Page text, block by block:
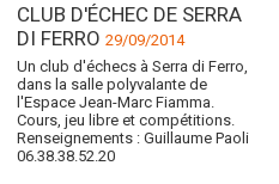
CLUB D'ÉCHEC DE SERRA
DI FERRO 29/09/2014
Un club d'échecs à Serra di Ferro,
dans la salle polyvalante de
l'Espace Jean-Marc Fiamma.
Cours, jeu libre et compétitions.
Renseignements : Guillaume Paoli
06.38.38.52.20